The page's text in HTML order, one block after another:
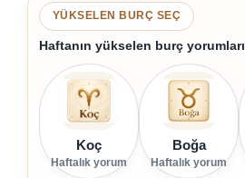
YÜKSELEN BURÇ SEÇ
Haftanın yükselen burç yorumları
Koç
Haftalık yorum
Boğa
Haftalık yorum